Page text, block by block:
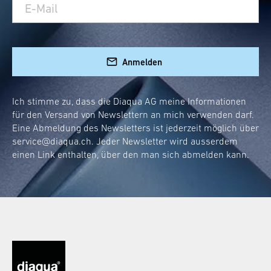
reagieren auf Geräusche und erhellen dein
Bad, sobald du es betrittst. Kein betätigen
des Lichtschalters notwendig - eine echte
Hygienische Aspekte
: hochwertige
Materialien und einfache
Reinigungsmöglichkeiten sorgen für
Sauberkeit.
Designelement: ein beleuchteter
Toilettensitz fügt deinem Bad ein
modernes, stilvolles Element hinzu.
Einfache Montage: abnehmbar durch
Wie funktioniert ein WC-
Anmelden
Ich stimme zu, dass die Diaqua AG meine Informationen
für den Versand von Newslettern an mich verwenden darf.
Eine Abmeldung des Newsletters ist jederzeit möglich über
service@diaqua.ch. Jeder Newsletter wird ausserdem
einen Link enthalten, über den man sich abmelden kann.